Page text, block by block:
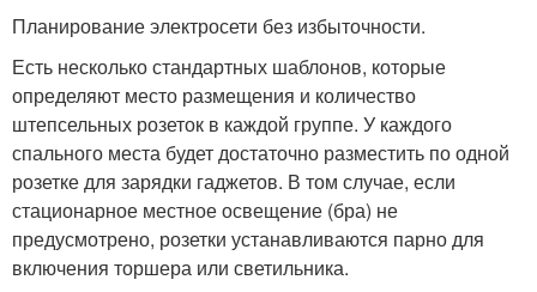
Планирование электросети без избыточности.
Есть несколько стандартных шаблонов, которые
определяют место размещения и количество
штепсельных розеток в каждой группе. У каждого
спального места будет достаточно разместить по одной
розетке для зарядки гаджетов. В том случае, если
стационарное местное освещение (бра) не
предусмотрено, розетки устанавливаются парно для
включения торшера или светильника.